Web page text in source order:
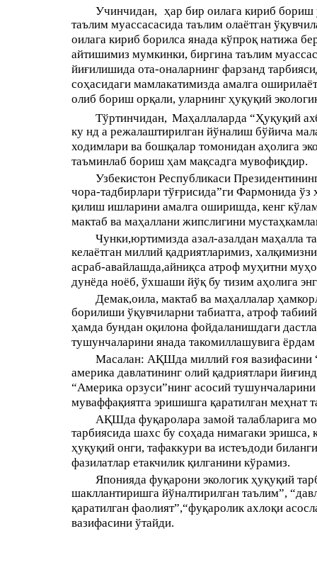
Учинчидан, ҳар бир оилага кириб
таълим муассасасида таълим олаётган
оилага кириб борилса янада кўпроқ натижа
айтишимиз мумкинки, биргина таълим
йиғилишида ота-оналарнинг фарзанд
соҳасидаги мамлакатимизда амалга
олиб бориш орқали, уларнинг ҳуқуқий
Тўртинчидан, Маҳаллаларда “Ҳуқуқий
ку нд а режалаштирилган йўналиш бўйича
ходимлари ва бошқалар томонидан аҳолига
таъминлаб бориш ҳам мақсадга мувофиқдир.
Узбекистон Республикаси
чора-тадбирлари тўғрисида”ги Фармонида
қилиш ишларини амалга оширишда, кенг
мактаб ва маҳаллани жипслигини
Чунки,юртимизда азал-азалдан маҳалла
келаётган миллий қадриятларимиз,
асраб-авайлашда,айниқса атроф муҳитни
дунёда ноёб, ўхшаши йўқ бу тизим аҳолига
Демак,оила, мактаб ва маҳаллалар
борилиши ўқувчиларни табиатга, атроф
ҳамда бундан оқилона фойдаланишдаги
тушунчаларини янада такомиллашувига
Масалан: АҚШда миллий ғоя вазифасини
америка давлатининг олий қадриятлари
“Америка орзуси”нинг асосий
муваффақиятга эришишга қаратилган меҳнат
АҚШда фуқаролара замой талабларига
тарбиясида шахс бу соҳада нимагаки эришса,
ҳуқуқий онги, тафаккури ва истеъдоди
фазилатлар етакчилик қилганини кўрамиз.
Японияда фуқарони экологик ҳуқуқий
шакллантиришга йўналтирилган таълим”,
қаратилган фаолият”,“фуқаролик ахлоқи
вазифасини ўтайди.